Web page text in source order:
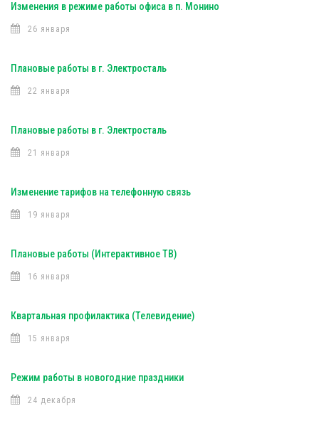
Изменения в режиме работы офиса в п. Монино
26 января
Плановые работы в г. Электросталь
22 января
Плановые работы в г. Электросталь
21 января
Изменение тарифов на телефонную связь
19 января
Плановые работы (Интерактивное ТВ)
16 января
Квартальная профилактика (Телевидение)
15 января
Режим работы в новогодние праздники
24 декабря